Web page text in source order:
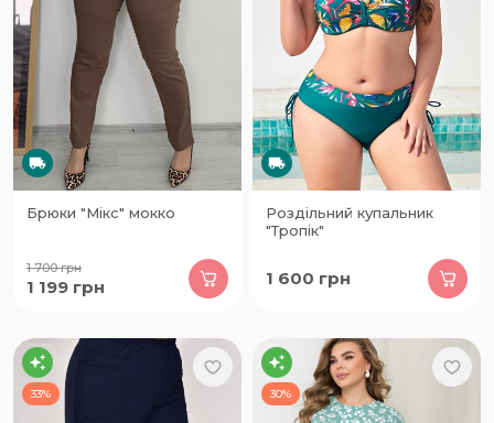
Брюки "Мікс" мокко
1 700грн
1 199 грн
Роздільний купальник
"Тропік"
1 600 грн
33% 30%